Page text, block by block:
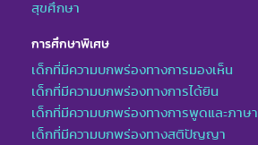
สุขศึกษา
การศึกษาพิเศษ
เด็กที่มีความบกพร่องทางการมองเห็น
เด็กที่มีความบกพร่องทางการได้ยิน
เด็กที่มีความบกพร่องทางการพูดและภาษา
เด็กที่มีความบกพร่องทางสติปัญญา